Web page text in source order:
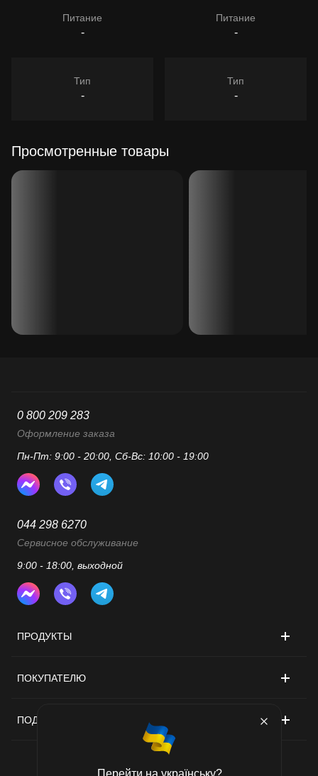
Перейти на українську?
Питание
-
Тип
-
Питание
-
Тип
-
Просмотренные товары
ПРОДУКТЫ
ПОКУПАТЕЛЮ
ПОДДЕРЖКА
0 800 209 283
Оформление заказа
Пн-Пт: 9:00 - 20:00, Сб-Вс: 10:00 - 19:00
044 298 6270
Сервисное обслуживание
9:00 - 18:00, выходной